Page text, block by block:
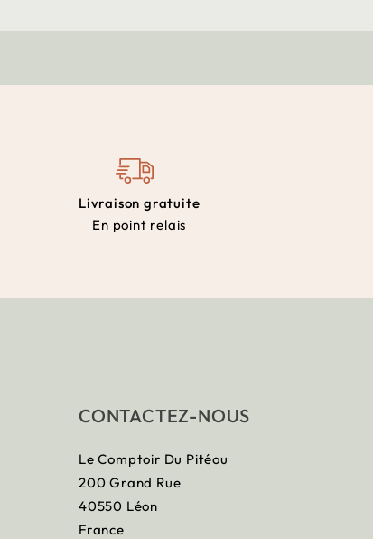
Livraison gratuite
En point relais
CONTACTEZ-NOUS
Le Comptoir Du Pitéou
200 Grand Rue
40550 Léon
France